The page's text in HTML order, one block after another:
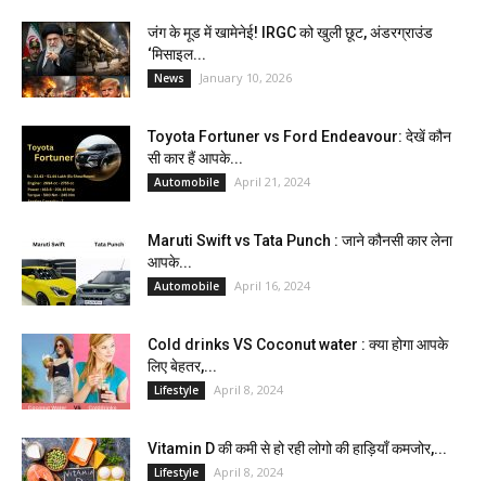
जंग के मूड में खामेनेई! IRGC को खुली छूट, अंडरग्राउंड
‘मिसाइल...
News January 10, 2026
Toyota Fortuner vs Ford Endeavour: देखें कौन
सी कार हैं आपके...
Automobile April 21, 2024
Maruti Swift vs Tata Punch : जाने कौनसी कार लेना
आपके...
Automobile April 16, 2024
Cold drinks VS Coconut water : क्या होगा आपके
लिए बेहतर,...
Lifestyle April 8, 2024
Vitamin D की कमी से हो रही लोगो की हाड़ियाँ कमजोर,...
Lifestyle April 8, 2024